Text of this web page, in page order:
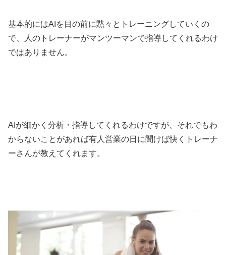
基本的にはAIを目の前に黙々とトレーニングしていくの
で、人のトレーナーがマンツーマンで指導してくれるわけ
ではありません。
AIが細かく分析・指導してくれるわけですが、それでもわ
からないことがあれば有人営業の日に聞けば快くトレーナ
ーさんが教えてくれます。